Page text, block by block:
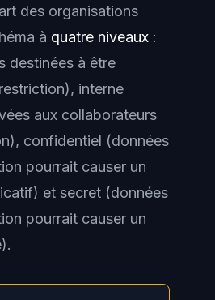
des organisations
à quatre niveaux :
destinées à être
interne
aux collaborateurs
confidentiel (données
pourrait causer un
et secret (données
pourrait causer un